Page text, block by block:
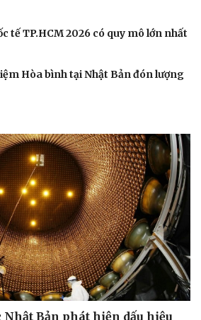
tế TP.HCM 2026 có quy mô lớn nhất
Hòa bình tại Nhật Bản đón lượng
Nhật Bản phát hiện dấu hiệu